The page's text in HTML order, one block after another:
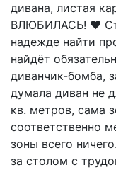
дивана, листая
ВЛЮБИЛАСЬ! ❤️
надежде найти
найдёт
диванчик-бомба,
думала диван не
кв. метров, сама
соответственно
зоны всего
за столом с